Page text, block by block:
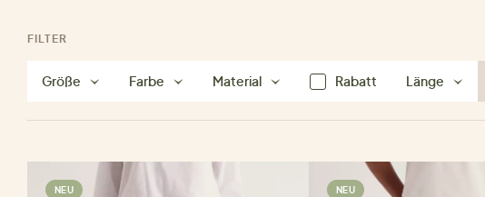
FILTER
Größe Farbe Material Rabatt Länge
NEU NEU